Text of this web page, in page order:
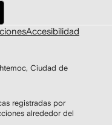
Accesibilidad
Ciudad de
registradas por
alrededor del